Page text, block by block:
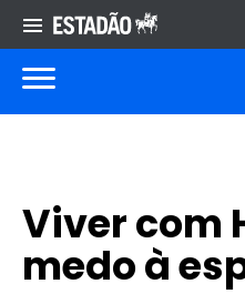
Viver com
medo à